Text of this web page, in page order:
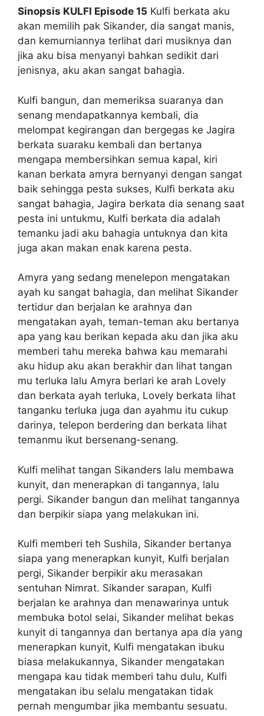
Sinopsis KULFI Episode 15 Kulfi berkata aku
akan memilih pak Sikander, dia sangat manis,
dan kemurniannya terlihat dari musiknya dan
jika aku bisa menyanyi bahkan sedikit dari
jenisnya, aku akan sangat bahagia.
Kulfi bangun, dan memeriksa suaranya dan
senang mendapatkannya kembali, dia
melompat kegirangan dan bergegas ke Jagira
berkata suaraku kembali dan bertanya
mengapa membersihkan semua kapal, kiri
kanan berkata amyra bernyanyi dengan sangat
baik sehingga pesta sukses, Kulfi berkata aku
sangat bahagia, Jagira berkata dia senang saat
pesta ini untukmu, Kulfi berkata dia adalah
temanku jadi aku bahagia untuknya dan kita
juga akan makan enak karena pesta.
Amyra yang sedang menelepon mengatakan
ayah ku sangat bahagia, dan melihat Sikander
tertidur dan berjalan ke arahnya dan
mengatakan ayah, teman-teman aku bertanya
apa yang kau berikan kepada aku dan jika aku
memberi tahu mereka bahwa kau memarahi
aku hidup aku akan berakhir dan lihat tangan
mu terluka lalu Amyra berlari ke arah Lovely
dan berkata ayah terluka, Lovely berkata lihat
tanganku terluka juga dan ayahmu itu cukup
darinya, telepon berdering dan berkata lihat
temanmu ikut bersenang-senang.
Kulfi melihat tangan Sikanders lalu membawa
kunyit, dan menerapkan di tangannya, lalu
pergi. Sikander bangun dan melihat tangannya
dan berpikir siapa yang melakukan ini.
Kulfi memberi teh Sushila, Sikander bertanya
siapa yang menerapkan kunyit, Kulfi berjalan
pergi, Sikander berpikir aku merasakan
sentuhan Nimrat. Sikander sarapan, Kulfi
berjalan ke arahnya dan menawarinya untuk
membuka botol selai, Sikander melihat bekas
kunyit di tangannya dan bertanya apa dia yang
menerapkan kunyit, Kulfi mengatakan ibuku
biasa melakukannya, Sikander mengatakan
mengapa kau tidak memberi tahu dulu, Kulfi
mengatakan ibu selalu mengatakan tidak
pernah mengumbar jika membantu sesuatu.